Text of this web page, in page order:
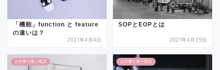
「機能」function と feature
の違いは？
2021年4月4日
SOPとEOPとは
2021年4月25日
お仕事で使う英語 お仕事で使う英語